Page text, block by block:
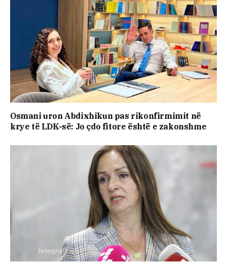
Osmani uron Abdixhikun pas rikonfirmimit në
krye të LDK-së: Jo çdo fitore është e zakonshme